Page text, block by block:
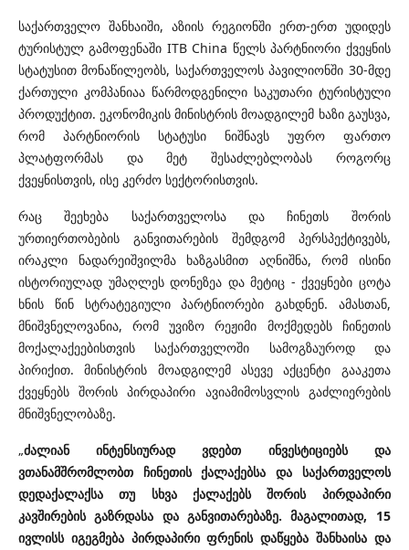
საქართველო შანხაიში, აზიის რეგიონში ერთ-ერთ უდიდეს
ტურისტულ გამოფენაში ITB China წელს პარტნიორი ქვეყნის
სტატუსით მონაწილეობს, საქართველოს პავილიონში 30-მდე
ქართული კომპანიაა წარმოდგენილი საკუთარი ტურისტული
პროდუქტით. ეკონომიკის მინისტრის მოადგილემ ხაზი გაუსვა,
რომ პარტნიორის სტატუსი ნიშნავს უფრო ფართო
პლატფორმას და მეტ შესაძლებლობას როგორც
ქვეყნისთვის, ისე კერძო სექტორისთვის.
რაც შეეხება საქართველოსა და ჩინეთს შორის
ურთიერთობების განვითარების შემდგომ პერსპექტივებს,
ირაკლი ნადარეიშვილმა ხაზგასმით აღნიშნა, რომ ისინი
ისტორიულად უმაღლეს დონეზეა და მეტიც - ქვეყნები ცოტა
ხნის წინ სტრატეგიული პარტნიორები გახდნენ. ამასთან,
მნიშვნელოვანია, რომ უვიზო რეჟიმი მოქმედებს ჩინეთის
მოქალაქეებისთვის საქართველოში სამოგზაუროდ და
პირიქით. მინისტრის მოადგილემ ასევე აქცენტი გააკეთა
ქვეყნებს შორის პირდაპირი ავიამიმოსვლის გაძლიერების
მნიშვნელობაზე.
„ძალიან ინტენსიურად ვდებთ ინვესტიციებს და
ვთანამშრომლობთ ჩინეთის ქალაქებსა და საქართველოს
დედაქალაქსა თუ სხვა ქალაქებს შორის პირდაპირი
კავშირების გაზრდასა და განვითარებაზე. მაგალითად, 15
ივლისს იგეგმება პირდაპირი ფრენის დაწყება შანხაისა და